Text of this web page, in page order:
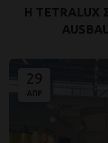
Η TETRALUX
29
ΑΠΡ